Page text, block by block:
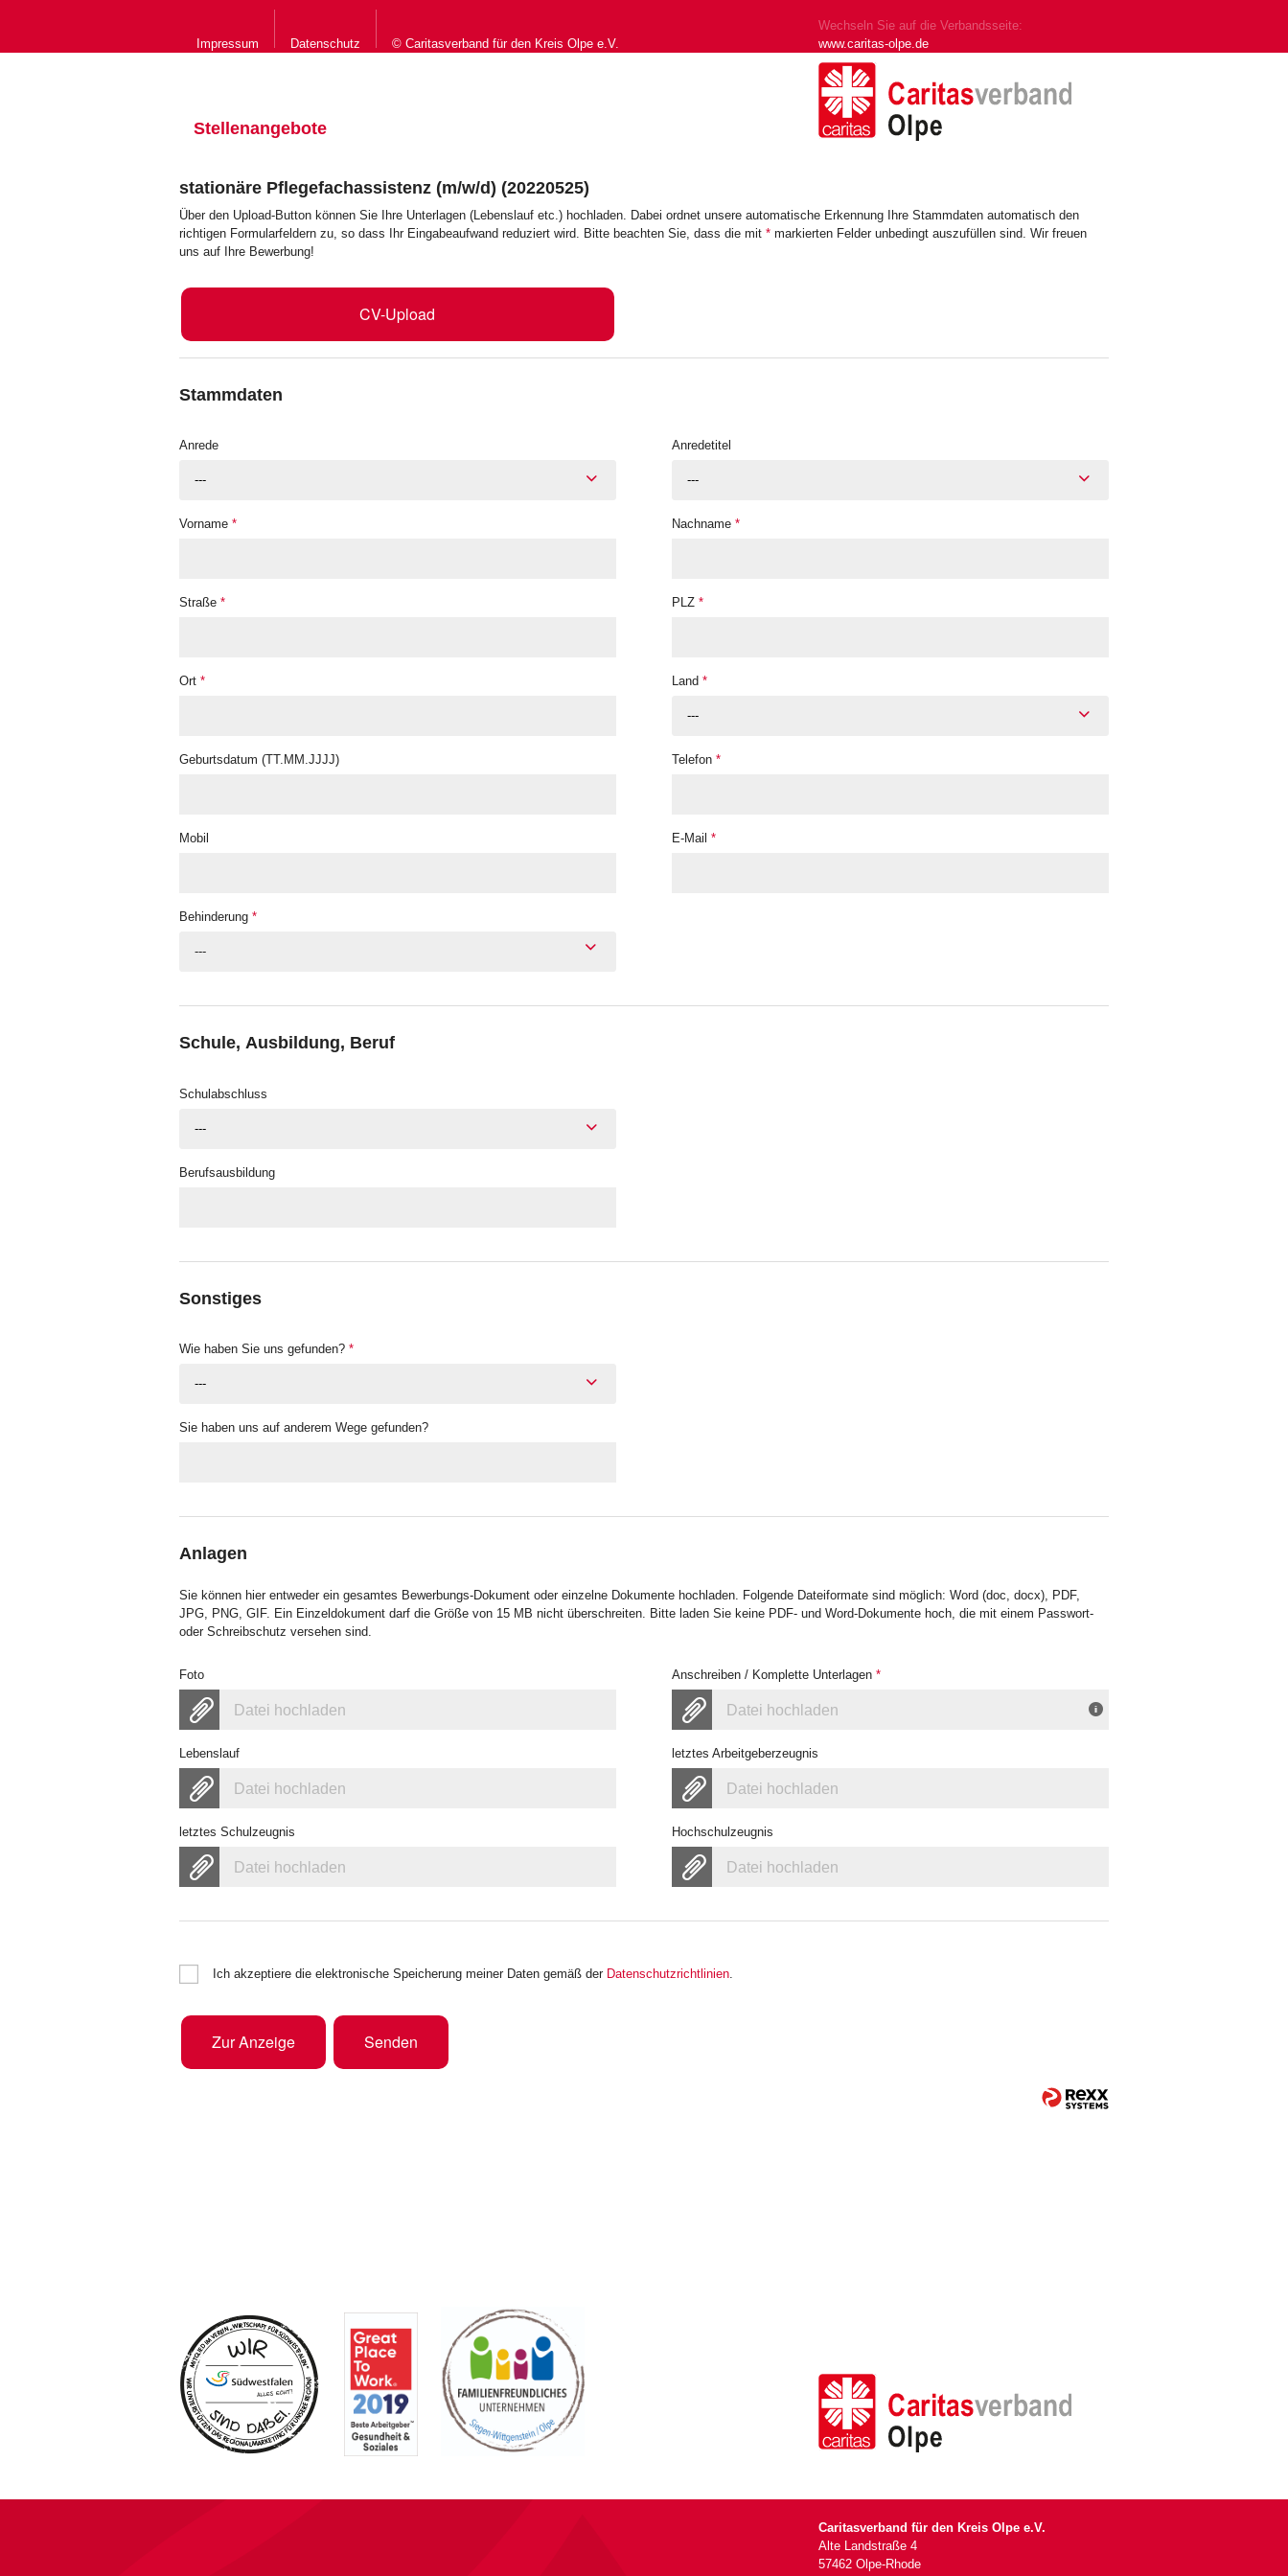
Impressum Datenschutz © Caritasverband für den Kreis Olpe e.V.
Wechseln Sie auf die Verbandsseite:
www.caritas-olpe.de
Stellenangebote
stationäre Pflegefachassistenz (m/w/d) (20220525)
Über den Upload-Button können Sie Ihre Unterlagen (Lebenslauf etc.) hochladen. Dabei ordnet unsere automatische Erkennung Ihre Stammdaten automatisch den
richtigen Formularfeldern zu, so dass Ihr Eingabeaufwand reduziert wird. Bitte beachten Sie, dass die mit * markierten Felder unbedingt auszufüllen sind. Wir freuen
uns auf Ihre Bewerbung!
CV-Upload
Stammdaten
Anrede
---
Anredetitel
---
Vorname * Nachname*
Straße * PLZ*
Ort * Land*
---
Geburtsdatum (TT.MM.JJJJ) Telefon*
Mobil E-Mail*
Behinderung *
---
Schule, Ausbildung, Beruf
Schulabschluss
---
Berufsausbildung
Sonstiges
Wie haben Sie uns gefunden? *
---
Sie haben uns auf anderem Wege gefunden?
Anlagen
Sie können hier entweder ein gesamtes Bewerbungs-Dokument oder einzelne Dokumente hochladen. Folgende Dateiformate sind möglich: Word (doc, docx), PDF,
JPG, PNG, GIF. Ein Einzeldokument darf die Größe von 15 MB nicht überschreiten. Bitte laden Sie keine PDF- und Word-Dokumente hoch, die mit einem Passwort-
oder Schreibschutz versehen sind.
Foto
Datei hochladen
Anschreiben / Komplette Unterlagen*
Datei hochladen
Lebenslauf
Datei hochladen
letztes Arbeitgeberzeugnis
Datei hochladen
letztes Schulzeugnis
Datei hochladen
Hochschulzeugnis
Datei hochladen
Ich akzeptiere die elektronische Speicherung meiner Daten gemäß der Datenschutzrichtlinien
Zur Anzeige Senden
Caritasverband für den Kreis Olpe e.V.
Alte Landstraße 4
57462 Olpe-Rhode